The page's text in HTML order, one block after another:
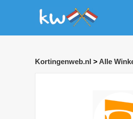
Kortingenweb.nl > Alle